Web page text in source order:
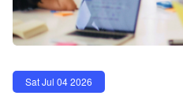
Sat Jul 04 2026